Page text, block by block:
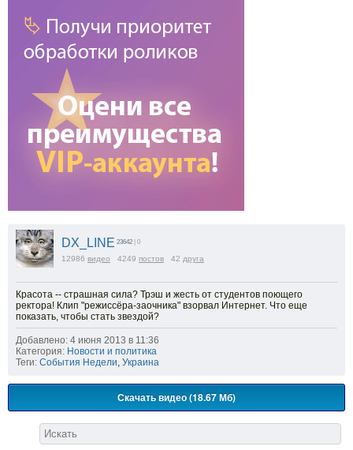
DX_LINE 23642 | 0
12986 видео 4249 постов 42 друга
Красота -- страшная сила? Трэш и жесть от студентов поющего
ректора! Клип "режиссёра-заочника" взорвал Интернет. Что еще
показать, чтобы стать звездой?
Добавлено: 4 июня 2013 в 11:36
Категория: Новости и политика
Теги: События Недели, Украина
Скачать видео (18.67 Мб)